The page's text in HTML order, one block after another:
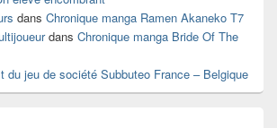
dans Chronique manga Ramen Akaneko T7
dans Chronique manga Bride Of The
du jeu de société Subbuteo France – Belgique